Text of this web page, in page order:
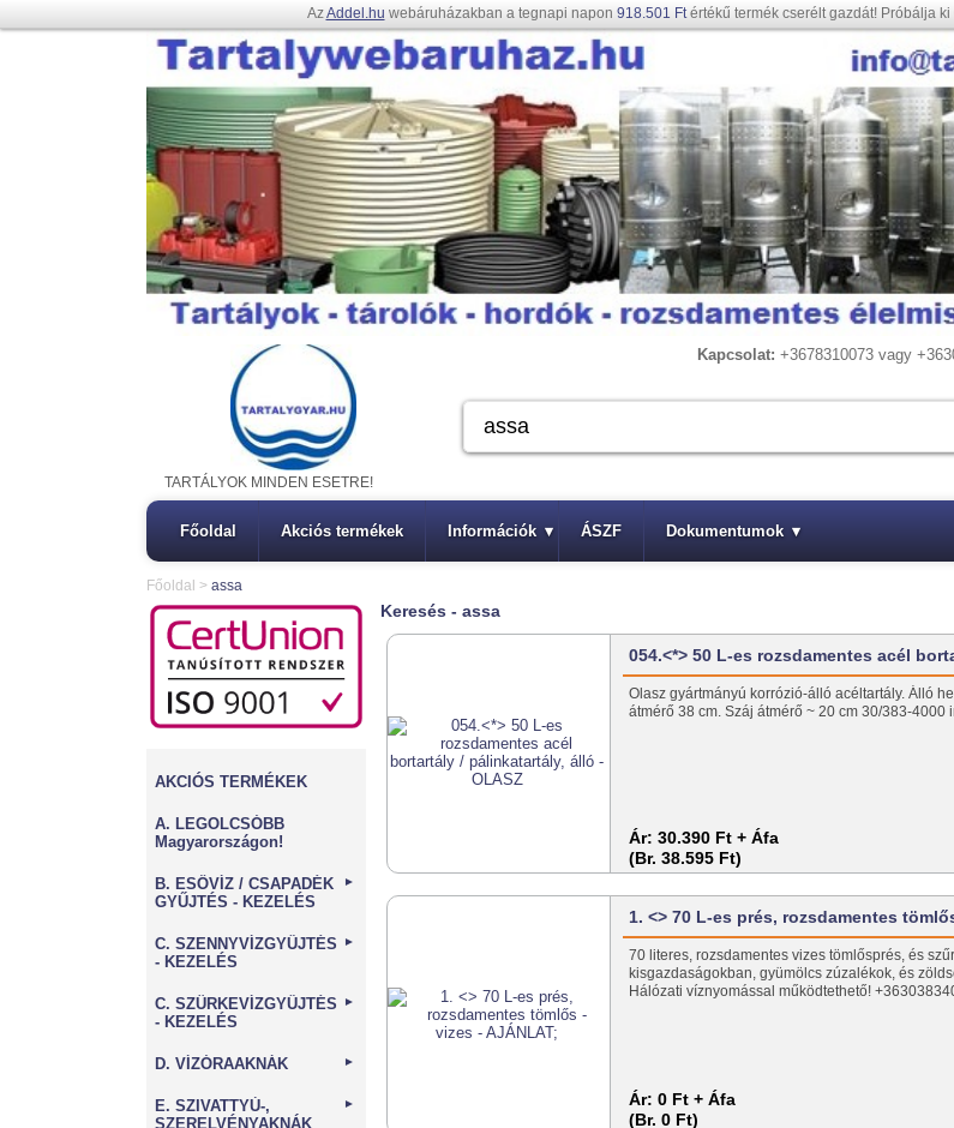
AzAddel.hu webáruházakban a tegnapi napon 918.501 Ftértékű termék cserélt gazdát! Próbálja ki
Kapcsolat: +3678310073 vagy
TARTÁLYOK MINDEN ESETRE!
Főoldal Akciós termékek Információk ▾ ÁSZF Dokumentumok ▾
Főoldal > assa
AKCIÓS TERMÉKEK
A. LEGOLCSÓBB
Magyarországon!
B. ESŐVÍZ / CSAPADÉK
GYŰJTÉS - KEZELÉS
►
C. SZENNYVÍZGYŰJTÉS
- KEZELÉS
►
C. SZÜRKEVÍZGYŰJTÉS
- KEZELÉS
►
D. VÍZÓRAAKNÁK ►
E. SZIVATTYÚ-,
SZERELVÉNYAKNÁK
►
Keresés - assa
054.<*> 50 L-es rozsdamentes acél
Olasz gyártmányú korrózió-álló acéltartály. Álló
átmérő 38 cm. Száj átmérő ~ 20 cm 30/383-4000
Ár: 30.390 Ft + Áfa
(Br. 38.595 Ft)
1. <> 70 L-es prés, rozsdamentes
70 literes, rozsdamentes vizes tömlősprés, és
kisgazdaságokban, gyümölcs zúzalékok, és
Hálózati víznyomással működtethető!
Ár: 0 Ft + Áfa
(Br. 0 Ft)